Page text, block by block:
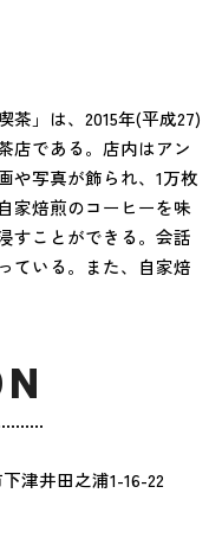
」は、2015年(平成27)
店である。店内はアン
や写真が飾られ、1万枚
家焙煎のコーヒーを味
すことができる。会話
ている。また、自家焙
津井田之浦1-16-22